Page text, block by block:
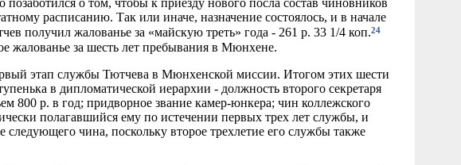
позаботился о том, чтобы к приезду нового посла состав чиновников
расписанию. Так или иначе, назначение состоялось, и в начале
получил жалованье за «майскую треть» года - 261 р. 33 1/4 коп.24
жалованье за шесть лет пребывания в Мюнхене.
этап службы Тютчева в Мюнхенской миссии. Итогом этих шести
в дипломатической иерархии - должность второго секретаря
800 р. в год; придворное звание камер-юнкера; чин коллежского
полагавшийся ему по истечении первых трех лет службы, и
следующего чина, поскольку второе трехлетие его службы также